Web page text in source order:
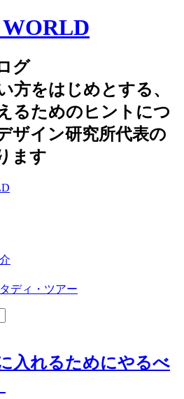
グ
方をはじめとする、
るためのヒントにつ
ザイン研究所代表の
ます
ディ・ツアー
入れるためにやるべ